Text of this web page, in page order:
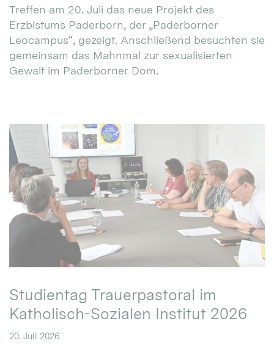
Treffen am 20. Juli das neue Projekt des
Erzbistums Paderborn, der „Paderborner
Leocampus“, gezeigt. Anschließend besuchten sie
gemeinsam das Mahnmal zur sexualisierten
Gewalt im Paderborner Dom.
Studientag Trauerpastoral im
Katholisch-Sozialen Institut 2026
20. Juli 2026